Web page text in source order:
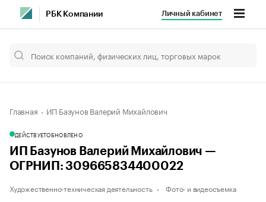
РБК Компании Личный кабинет
Главная ИП Базунов Валерий Михайлович
ДЕЙСТВУЕТОБНОВЛЕНО
ИП Базунов Валерий Михайлович —
ОГРНИП: 309665834400022
Художественно-техническая деятельность Фото- и видеосъемка